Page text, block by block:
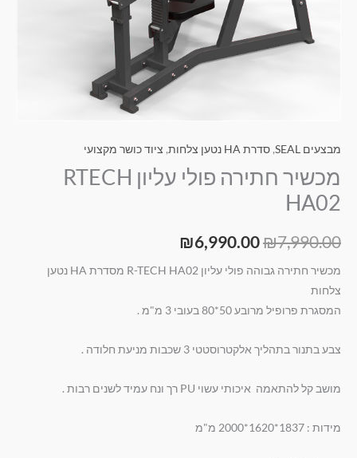
מבצעים SEAL , סדרת HA נטען צלחות , ציוד כושר מקצועי
מכשיר חתירה פולי עליון RTECH
HA02
₪7,990.00
₪6,990.00
מכשיר חתירה גבוהה פולי עליון R-TECH HA02 מסדרת HA נטען
צלחות
המסגרת פרופיל מרובע 50*80 בעובי 3 מ"מ .
צבע בתנור בתהליך אלקטרוסטטי 3 שכבות מניעת חלודה .
מושב קל להתאמה איכותי עשוי PU רך ונח עמיד לשנים רבות .
מידות : 1837*1620*2000 מ"מ